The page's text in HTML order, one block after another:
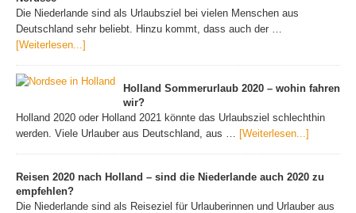
Die Niederlande sind als Urlaubsziel bei vielen Menschen aus
Deutschland sehr beliebt. Hinzu kommt, dass auch der …
[Weiterlesen...]
Holland Sommerurlaub 2020 – wohin fahren
wir?
Holland 2020 oder Holland 2021 könnte das Urlaubsziel schlechthin
werden. Viele Urlauber aus Deutschland, aus … [Weiterlesen...]
Reisen 2020 nach Holland – sind die Niederlande auch 2020 zu
empfehlen?
Die Niederlande sind als Reiseziel für Urlauberinnen und Urlauber aus